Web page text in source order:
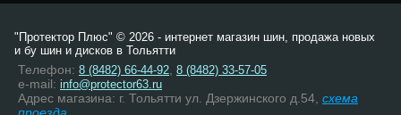
"Протектор Плюс" © 2026 - интернет магазин шин, продажа новых
и бу шин и дисков в Тольятти
Телефон: 8 (8482) 66-44-92 8 (8482) 33-57-05
e-mail: info@protector63.ru
Адрес магазина: г. Тольятти ул. Дзержинского д.54, схема